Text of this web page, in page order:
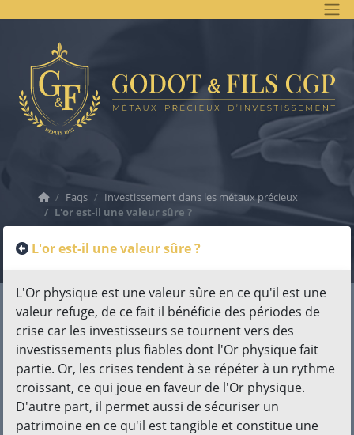
Accueil
Faqs
Investissement dans les métaux précieux
L'or est-il une valeur sûre ?
L'or est-il une valeur sûre ?
L'Or physique est une valeur sûre en ce qu'il est une
valeur refuge, de ce fait il bénéficie des périodes de
crise car les investisseurs se tournent vers des
investissements plus fiables dont l'Or physique fait
partie. Or, les crises tendent à se répéter à un rythme
croissant, ce qui joue en faveur de l'Or physique.
D'autre part, il permet aussi de sécuriser un
patrimoine en ce qu'il est tangible et constitue une